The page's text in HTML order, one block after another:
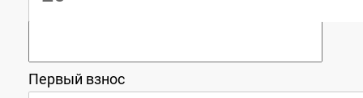
Первый взнос